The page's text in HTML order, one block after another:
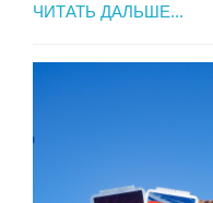
ЧИТАТЬ ДАЛЬШЕ...